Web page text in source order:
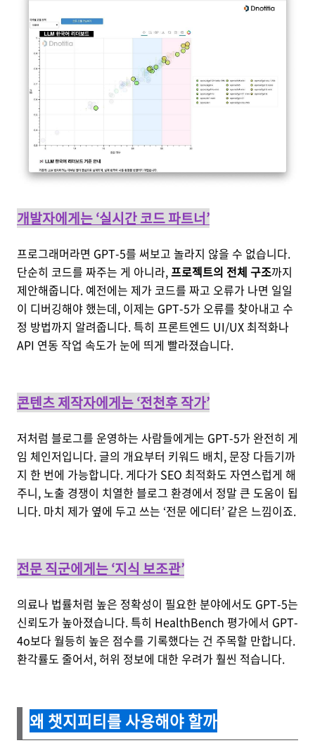
개발자에게는 ‘실시간 코드 파트너’
프로그래머라면 GPT-5를 써보고 놀라지 않을 수 없습니다.
단순히 코드를 짜주는 게 아니라,프로젝트의 전체 구조까지
제안해줍니다. 예전에는 제가 코드를 짜고 오류가 나면 일일
이 디버깅해야 했는데, 이제는 GPT-5가 오류를 찾아내고 수
정 방법까지 알려줍니다. 특히 프론트엔드 UI/UX 최적화나
API 연동 작업 속도가 눈에 띄게 빨라졌습니다.
콘텐츠 제작자에게는 ‘전천후 작가’
저처럼 블로그를 운영하는 사람들에게는 GPT-5가 완전히 게
임 체인저입니다. 글의 개요부터 키워드 배치, 문장 다듬기까
지 한 번에 가능합니다. 게다가 SEO 최적화도 자연스럽게 해
주니, 노출 경쟁이 치열한 블로그 환경에서 정말 큰 도움이 됩
니다. 마치 제가 옆에 두고 쓰는 ‘전문 에디터’ 같은 느낌이죠.
전문 직군에게는 ‘지식 보조관’
의료나 법률처럼 높은 정확성이 필요한 분야에서도 GPT-5는
신뢰도가 높아졌습니다. 특히 HealthBench 평가에서 GPT-
4o보다 월등히 높은 점수를 기록했다는 건 주목할 만합니다.
환각률도 줄어서, 허위 정보에 대한 우려가 훨씬 적습니다.
왜 챗지피티를 사용해야 할까